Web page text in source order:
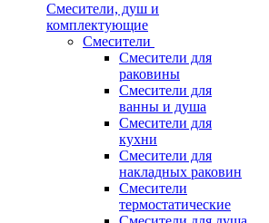
Смесители, душ и
комплектующие
Смесители
Смесители для
раковины
Смесители для
ванны и душа
Смесители для
кухни
Смесители для
накладных раковин
Смесители
термостатические